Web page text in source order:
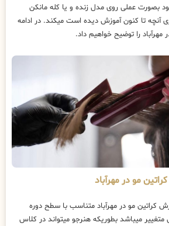
بصورت عملی روی مدل زنده و یا کله مانکن
آنچه تا کنون آموزش دیده است میکند. در ادامه
را توضیح خواهیم داد.
مو در مهرآباد
کراتین مو در مهرآباد متناسب با سطح دوره
میباشد بطوریکه هنرجو میتواند در کلاس